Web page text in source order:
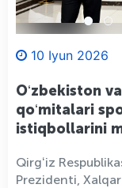
10 Iyun 2026
Oʻzbekiston
qoʻmitalari
istiqbollarini
Qirgʻiz
Prezidenti,